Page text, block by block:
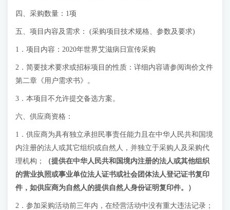
四、采购数量：1项
五、项目内容及需求： (采购项目技术规格、参数及要求)
1．项目内容：2020年世界艾滋病日宣传采购
2．简要技术要求或招标项目的性质：详细内容请参阅询价文件
第二章《用户需求书》。
3．本项目不允许提交备选方案。
六、供应商资格：
1．供应商为具有独立承担民事责任能力且在中华人民共和国境
内注册的法人或其它组织或自然人，并独立于采购人及采购代
理机构；
（提供在中华人民共和国境内注册的法人或其他组织
的营业执照或事业单位法人证书或社会团体法人登记证书复印
件，如供应商为自然人的提供自然人身份证明复印件。）
2．参加采购活动前三年内，在经营活动中没有重大违法记录；